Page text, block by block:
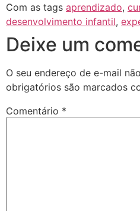
Com as tags aprendizado,
desenvolvimento infantil,
Deixe um
O seu endereço de e-mail
obrigatórios são marcados
Comentário *